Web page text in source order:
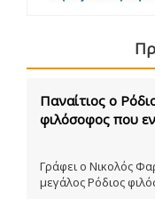
Παναίτιος ο
φιλόσοφος που
Γράφει ο Νικολός
μεγάλος Ρόδιος